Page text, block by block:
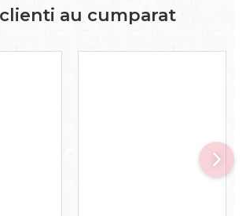
au cumparat